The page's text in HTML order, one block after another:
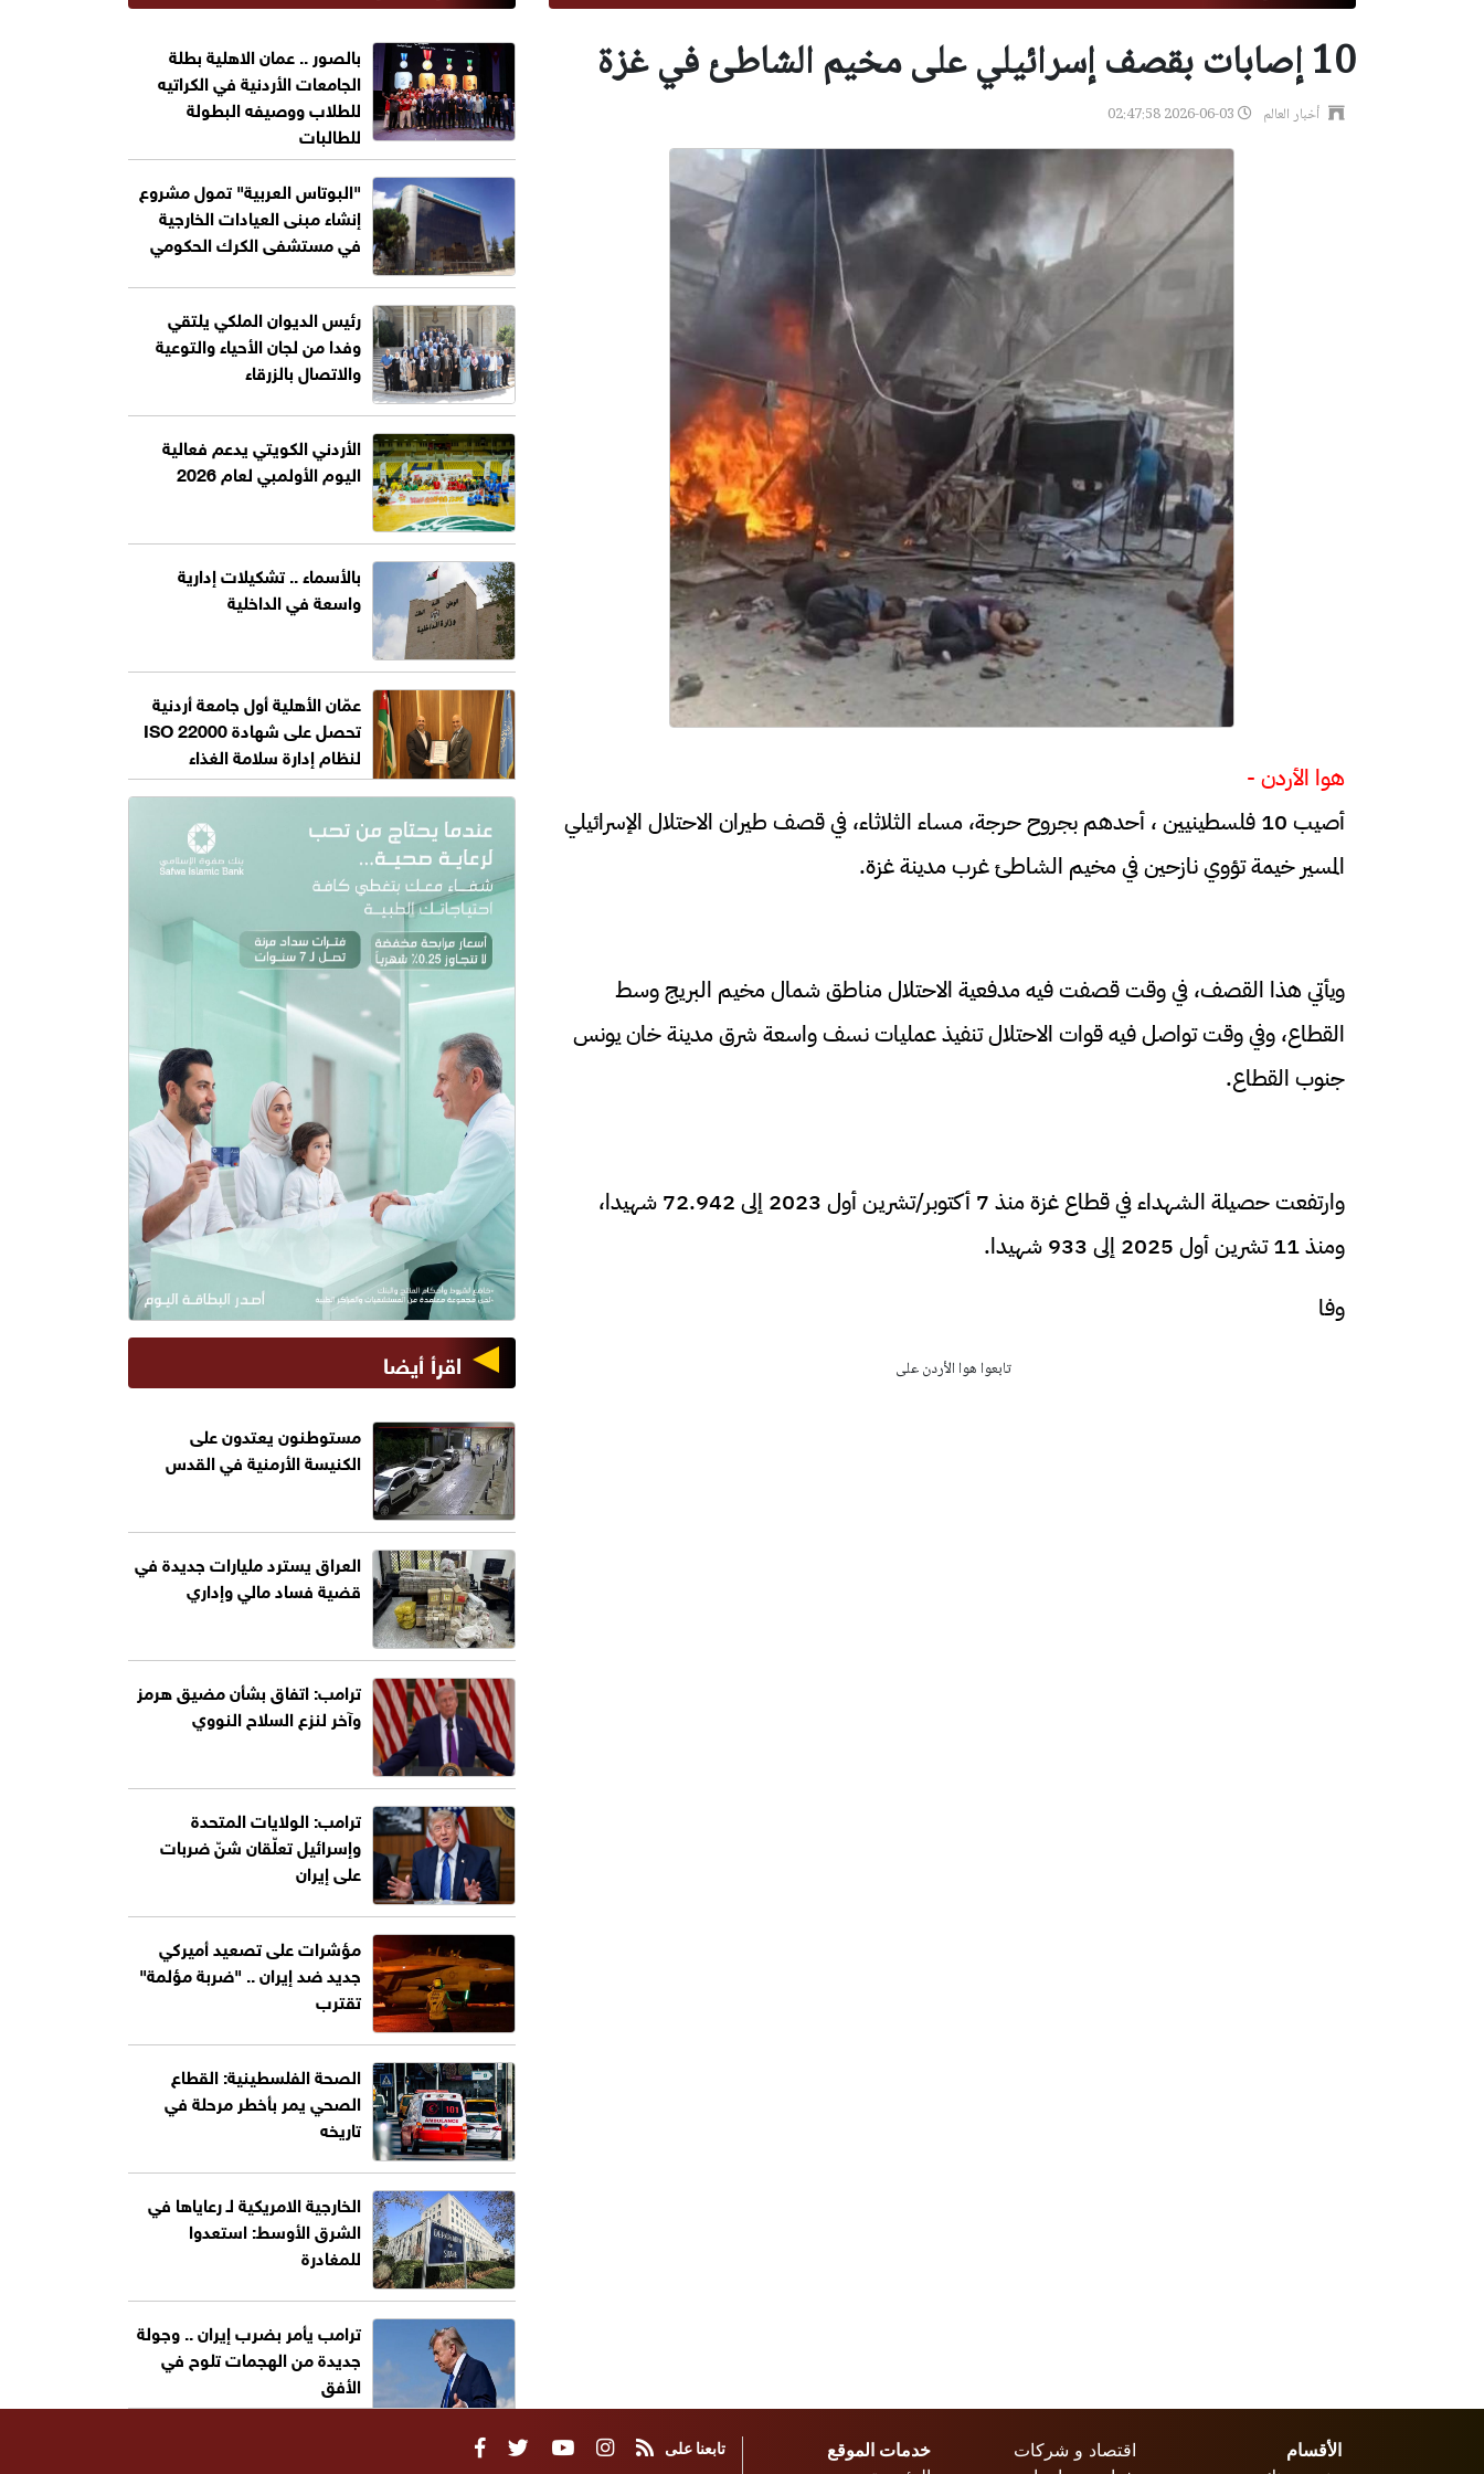
10 إصابات بقصف إسرائيلي على مخيم الشاطئ في غزة
أخبار العالم 2026-06-03 02:47:58
هوا الأردن -
أصيب 10 فلسطينيين ، أحدهم بجروح حرجة، مساء الثلاثاء، في قصف طيران الاحتلال الإسرائيلي
المسير خيمة تؤوي نازحين في مخيم الشاطئ غرب مدينة غزة.
ويأتي هذا القصف، في وقت قصفت فيه مدفعية الاحتلال مناطق شمال مخيم البريج وسط
القطاع، وفي وقت تواصل فيه قوات الاحتلال تنفيذ عمليات نسف واسعة شرق مدينة خان يونس
جنوب القطاع.
وارتفعت حصيلة الشهداء في قطاع غزة منذ 7 أكتوبر/تشرين أول 2023 إلى 72.942 شهيدا،
ومنذ 11 تشرين أول 2025 إلى 933 شهيدا.
وفا
تابعوا هوا الأردن على
بالصور .. عمان الاهلية بطلة
الجامعات الأردنية في الكراتيه
للطلاب ووصيفه البطولة
للطالبات
"البوتاس العربية" تمول مشروع
إنشاء مبنى العيادات الخارجية
في مستشفى الكرك الحكومي
رئيس الديوان الملكي يلتقي
وفدا من لجان الأحياء والتوعية
والاتصال بالزرقاء
الأردني الكويتي يدعم فعالية
اليوم الأولمبي لعام 2026
بالأسماء .. تشكيلات إدارية
واسعة في الداخلية
عمّان الأهلية أول جامعة أردنية
تحصل على شهادة ISO 22000
لنظام إدارة سلامة الغذاء
اقرأ أيضا
مستوطنون يعتدون على
الكنيسة الأرمنية في القدس
العراق يسترد مليارات جديدة في
قضية فساد مالي وإداري
ترامب: اتفاق بشأن مضيق هرمز
وآخر لنزع السلاح النووي
ترامب: الولايات المتحدة
وإسرائيل تعلّقان شنّ ضربات
على إيران
مؤشرات على تصعيد أميركي
جديد ضد إيران .. "ضربة مؤلمة"
تقترب
الصحة الفلسطينية: القطاع
الصحي يمر بأخطر مرحلة في
تاريخه
الخارجية الامريكية لـ رعاياها في
الشرق الأوسط: استعدوا
للمغادرة
ترامب يأمر بضرب إيران .. وجولة
جديدة من الهجمات تلوح في
الأفق
الأقسام
اقتصاد و شركات
خدمات الموقع
تابعنا على